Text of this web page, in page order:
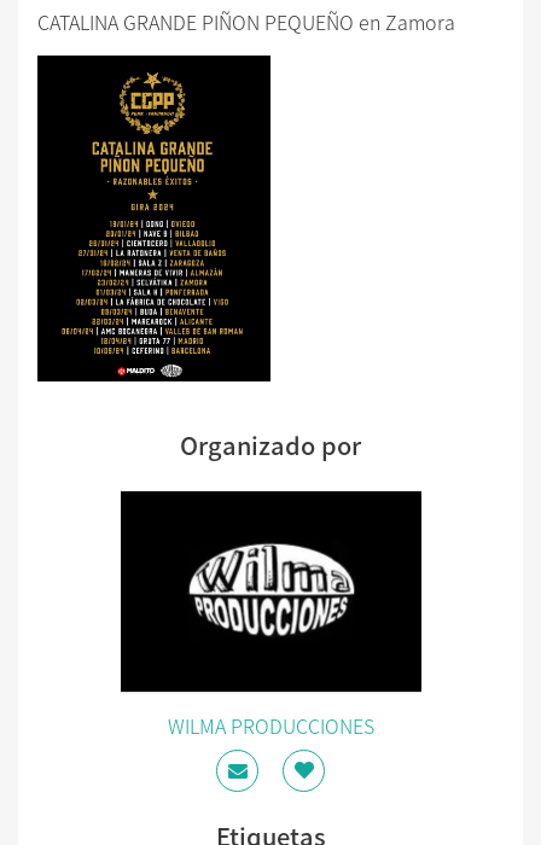
CATALINA GRANDE PIÑON PEQUEÑO en Zamora
Organizado por
WILMA PRODUCCIONES
Etiquetas